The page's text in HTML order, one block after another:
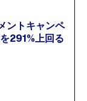
ントキャンペ
291%上回る